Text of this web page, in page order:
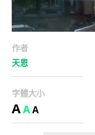
作者
天恩
字體大小
AAA